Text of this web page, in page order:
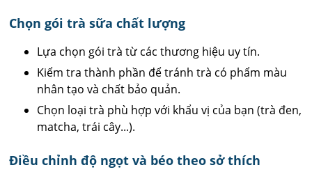
Chọn gói trà sữa chất lượng
Lựa chọn gói trà từ các thương hiệu uy tín.
Kiểm tra thành phần để tránh trà có phẩm màu
nhân tạo và chất bảo quản.
Chọn loại trà phù hợp với khẩu vị của bạn (trà đen,
matcha, trái cây...).
Điều chỉnh độ ngọt và béo theo sở thích